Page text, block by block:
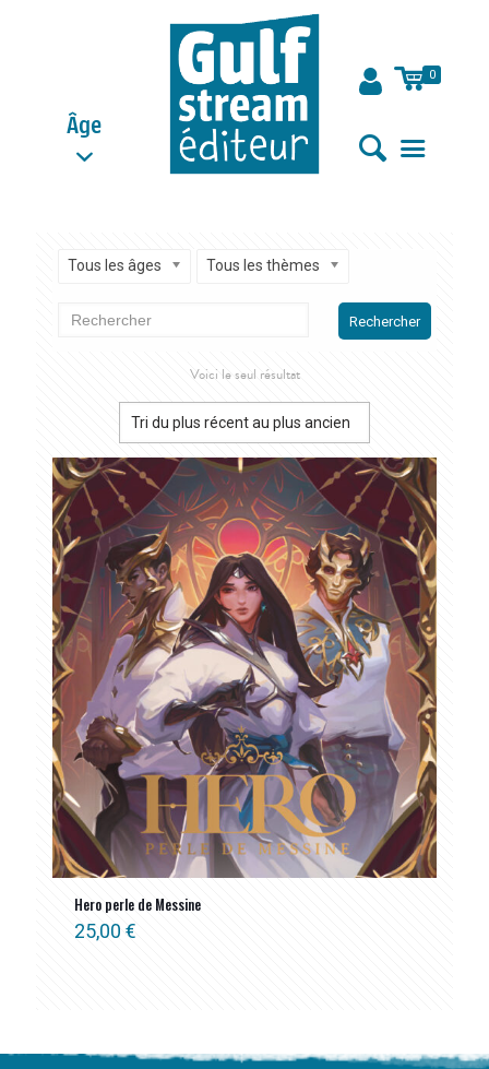
Âge
0
Tous les âges Tous les thèmes
Rechercher
Voici le seul résultat
Hero perle de Messine
25,00 €